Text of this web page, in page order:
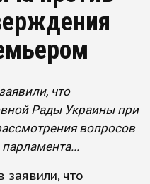
что
Рады Украины при
вопросов
заявили, что